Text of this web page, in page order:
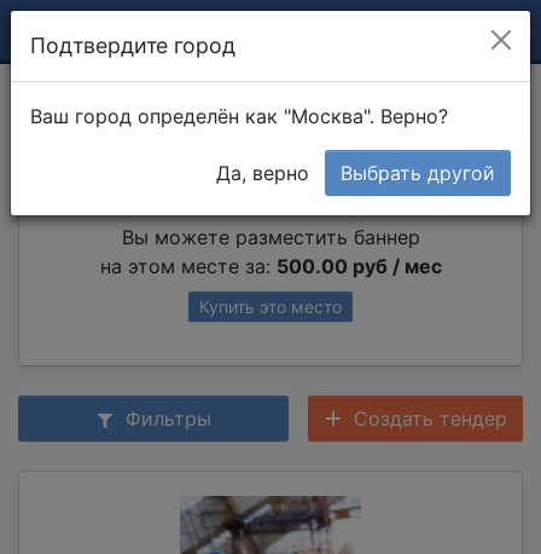
Перекоп земли
Вы можете разместить баннер
на этом месте за: 500.00 руб / мес
Купить это место
Фильтры Создать тендер
Подтвердите город
Ваш город определён как "Москва". Верно?
Да, верно Выбрать другой